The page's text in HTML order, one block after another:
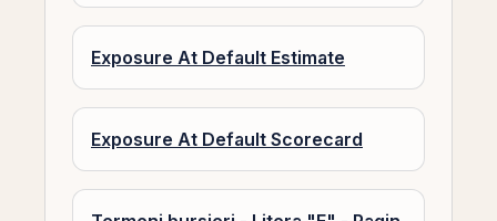
Exposure At Default Estimate
Exposure At Default Scorecard